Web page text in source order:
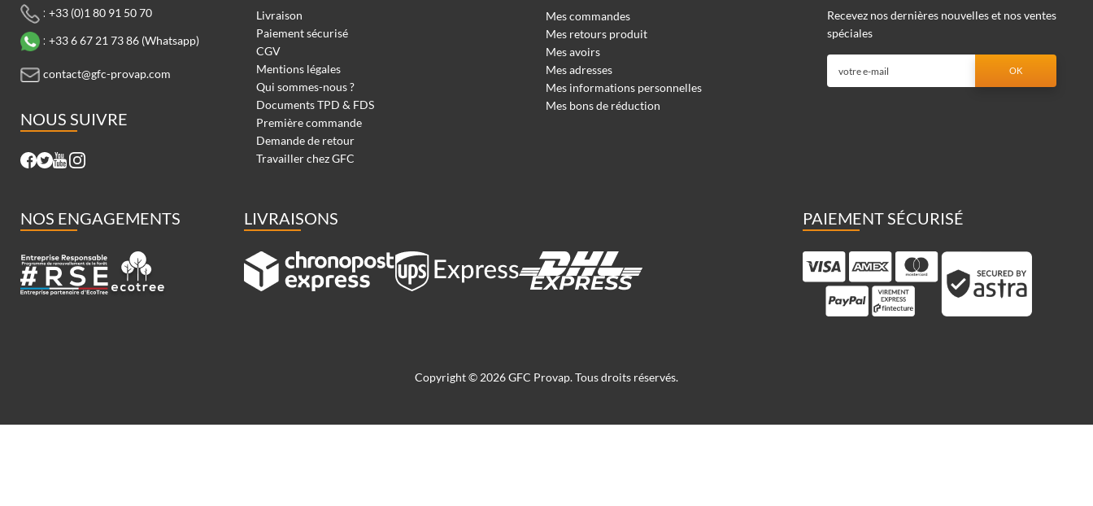
: +33 (0)1 80 91 50 70
: +33 6 67 21 73 86 (Whatsapp)
contact@gfc-provap.com
NOUS SUIVRE
Livraison
Paiement sécurisé
CGV
Mentions légales
Qui sommes-nous ?
Documents TPD & FDS
Première commande
Demande de retour
Travailler chez GFC
Mes commandes
Mes retours produit
Mes avoirs
Mes adresses
Mes informations personnelles
Mes bons de réduction
Recevez nos dernières nouvelles et nos ventes
spéciales
NOS ENGAGEMENTS LIVRAISONS PAIEMENT SÉCURISÉ
Copyright © 2026 GFC Provap. Tous droits réservés.